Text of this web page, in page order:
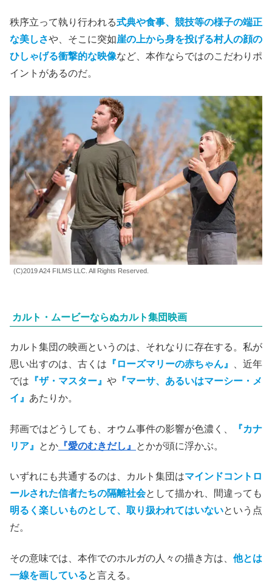
秩序立って執り行われる式典や食事、競技等の様子の端正
な美しさや、そこに突如崖の上から身を投げる村人の顔の
ひしゃげる衝撃的な映像など、本作ならではのこだわりポ
イントがあるのだ。
(C)2019 A24 FILMS LLC. All Rights Reserved.
カルト・ムービーならぬカルト集団映画
カルト集団の映画というのは、それなりに存在する。私が
思い出すのは、古くは 『ローズマリーの赤ちゃん』
、近年
では 『ザ・マスター』 や 『マーサ、あるいはマーシー・メ
イ』 あたりか。
邦画ではどうしても、オウム事件の影響が色濃く、
『カナ
リア』
とか 『愛のむきだし』 とかが頭に浮かぶ。
いずれにも共通するのは、カルト集団はマインドコントロ
ールされた信者たちの隔離社会として描かれ、間違っても
明るく楽しいものとして、取り扱われてはいないという点
だ。
その意味では、本作でのホルガの人々の描き方は、 他とは
一線を画していると言える。